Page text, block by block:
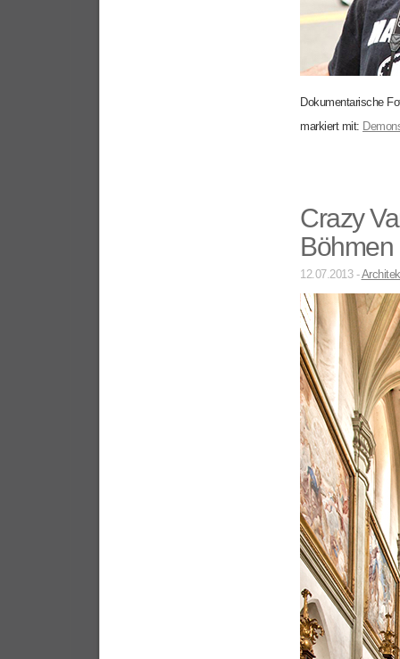
Dokumentarische
markiert mit:
Crazy
Böhmen
12.07.2013 -